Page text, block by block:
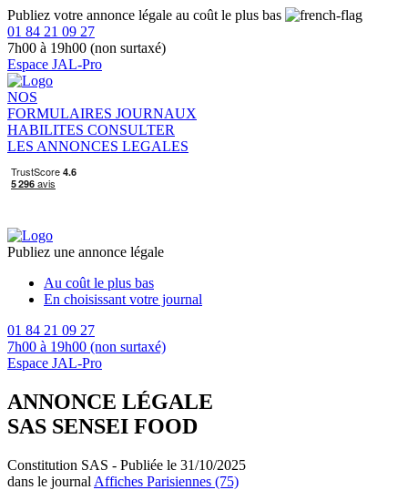
Publiez votre annonce légale au coût le plus bas
01 84 21 09 27
7h00 à 19h00 (non surtaxé)
Espace JAL-Pro
NOS
FORMULAIRES JOURNAUX
HABILITES CONSULTER
LES ANNONCES LEGALES
Publiez une annonce légale
Au coût le plus bas
En choisissant votre journal
01 84 21 09 27
7h00 à 19h00 (non surtaxé)
Espace JAL-Pro
ANNONCE LÉGALE
SAS SENSEI FOOD
Constitution SAS - Publiée le 31/10/2025
dans le journal Affiches Parisiennes (75)